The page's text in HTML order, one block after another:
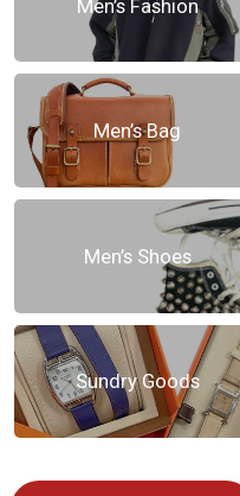
Men’s Fashion
Men’s Bag
Men’s Shoes
Sundry Goods